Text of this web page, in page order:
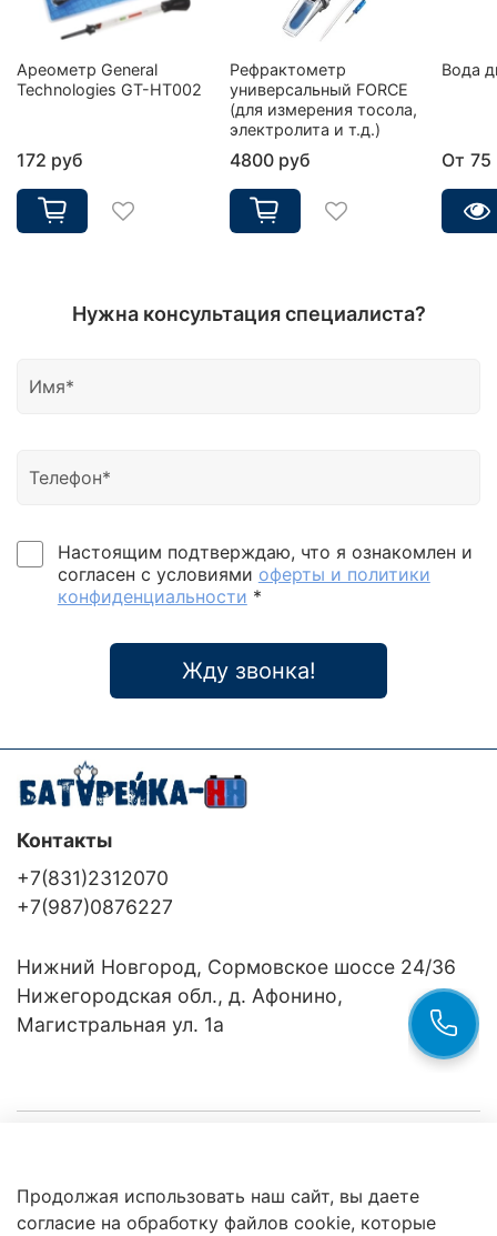
Ареометр General
Technologies GT-HT002
172 руб
Рефрактометр
универсальный FORCE
(для измерения тосола,
электролита и т.д.)
4800 руб
Вода
От 75
Нужна консультация специалиста?
Настоящим подтверждаю, что я ознакомлен и
согласен с условиями оферты и политики
конфиденциальности *
Жду звонка!
Клиентам
Контакты
+7(831)2312070
+7(987)0876227
Нижний Новгород, Сормовское шоссе 24/36
Нижегородская обл., д. Афонино,
Магистральная ул. 1а
Продолжая использовать наш сайт, вы даете
согласие на обработку файлов cookie, которые
обработки